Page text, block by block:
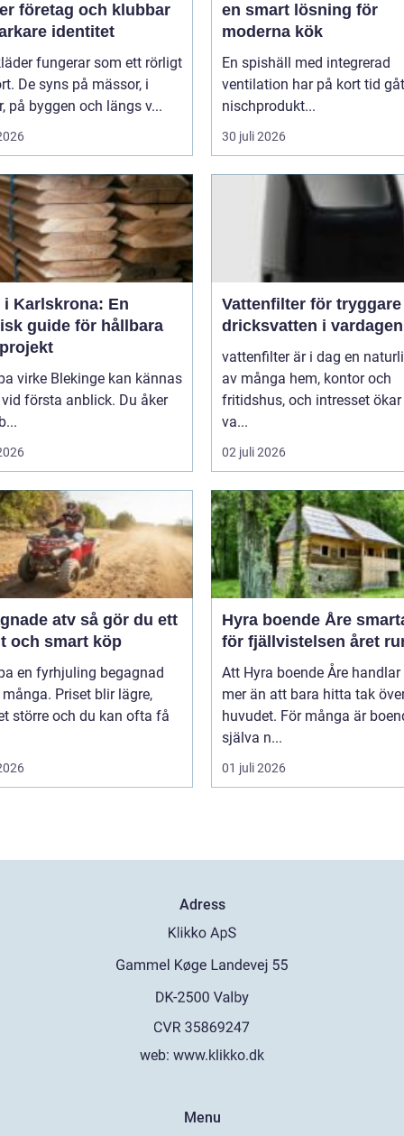
företag och klubbar
identitet
fungerar som ett rörligt
De syns på mässor, i
på byggen och längs v...
en smart lösning för
moderna kök
En spishäll med integrerad
ventilation har på kort tid
nischprodukt...
30 juli 2026
i Karlskrona: En
guide för hållbara
virke Blekinge kan kännas
första anblick. Du åker
Vattenfilter för tryggare
dricksvatten i vardagen
vattenfilter är i dag en
av många hem, kontor och
fritidshus, och intresset
va...
02 juli 2026
atv så gör du ett
och smart köp
en fyrhjuling begagnad
Priset blir lägre,
större och du kan ofta få
Hyra boende Åre smarta val
för fjällvistelsen året
Att Hyra boende Åre
mer än att bara hitta tak
huvudet. För många är
själva n...
01 juli 2026
Adress
web: www.klikko.dk
Menu